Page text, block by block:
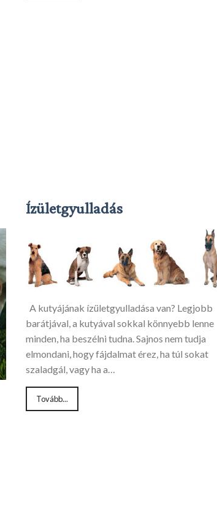
Ízületgyulladás
A kutyájának ízületgyulladása van? Legjobb
barátjával, a kutyával sokkal könnyebb lenne
minden, ha beszélni tudna. Sajnos nem tudja
elmondani, hogy fájdalmat érez, ha túl sokat
szaladgál, vagy ha a…
Tovább...